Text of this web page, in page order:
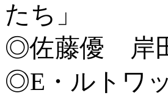
たち」
◎佐藤優 岸
◎E・ルトワ